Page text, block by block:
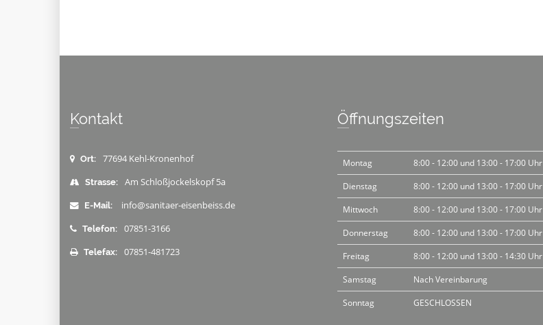
Kontakt
Ort: 77694 Kehl-Kronenhof
Strasse: Am Schloßjockelskopf 5a
E-Mail: info@sanitaer-eisenbeiss.de
Telefon: 07851-3166
Telefax: 07851-481723
Öffnungszeiten
Montag
8:00 - 12:00 und 13:00 - 17:00 Uhr
Dienstag
8:00 - 12:00 und 13:00 - 17:00 Uhr
Mittwoch
8:00 - 12:00 und 13:00 - 17:00 Uhr
Donnerstag
8:00 - 12:00 und 13:00 - 17:00 Uhr
Freitag
8:00 - 12:00 und 13:00 - 14:30 Uhr
Samstag
Nach Vereinbarung
Sonntag
GESCHLOSSEN